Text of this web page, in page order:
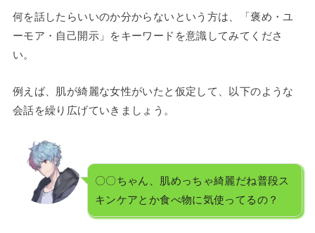
何を話したらいいのか分からないという方は、「褒め・ユ
ーモア・自己開示」をキーワードを意識してみてくださ
い。
例えば、肌が綺麗な女性がいたと仮定して、以下のような
会話を繰り広げていきましょう。
〇〇ちゃん、肌めっちゃ綺麗だね普段ス
キンケアとか食べ物に気使ってるの？